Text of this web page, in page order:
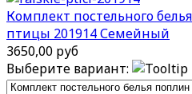
Комплект постельного
птицы 201914 Семейный
3650,00 руб
Выберите вариант: